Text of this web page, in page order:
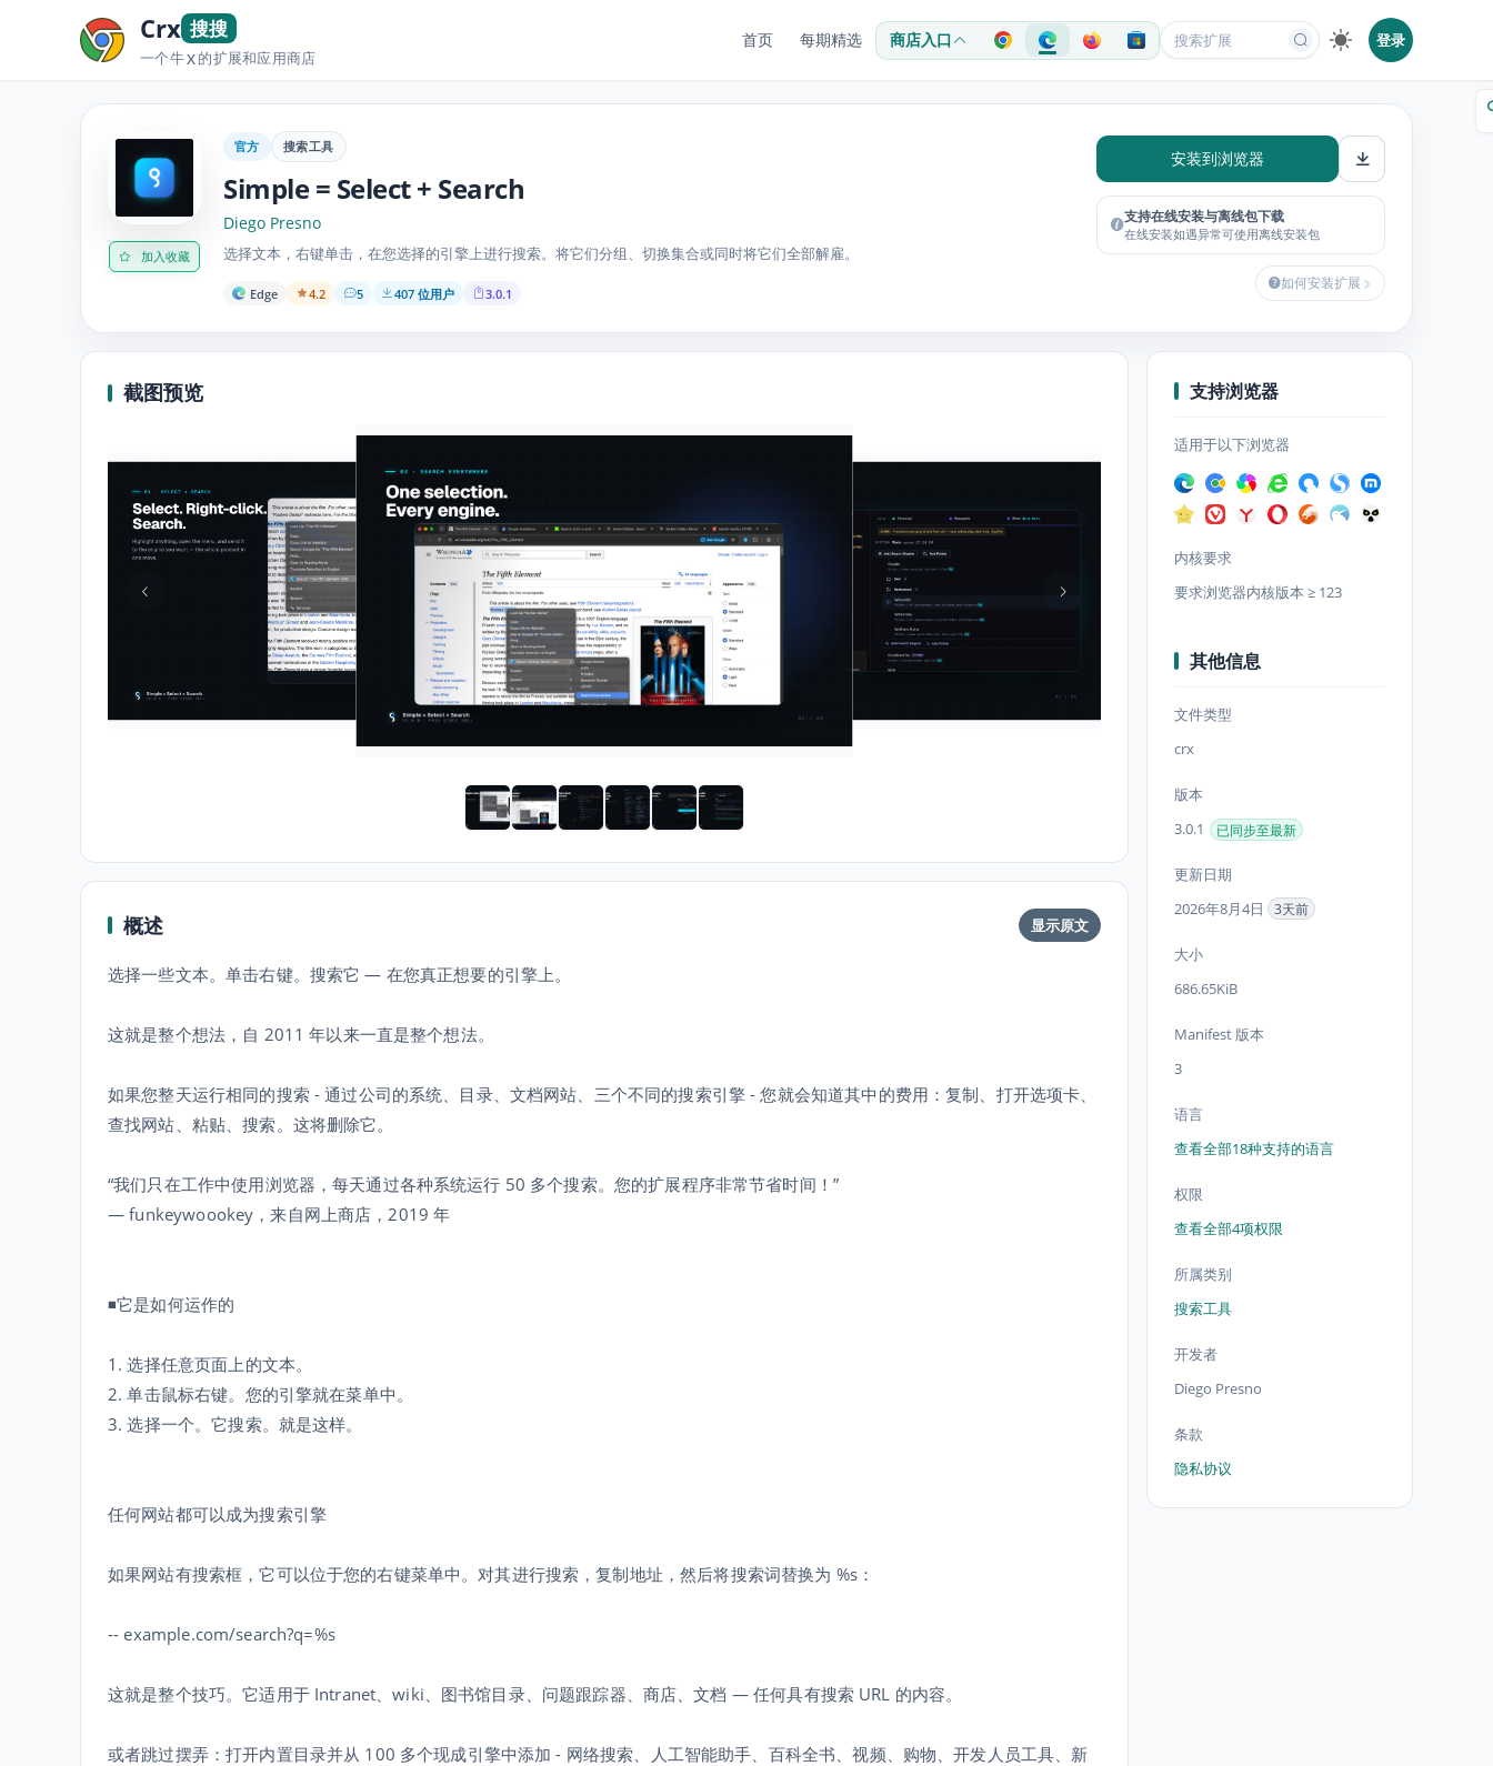
Crx 搜搜
一个牛X的扩展和应用商店
首页 每期精选 商店入口 登录
加入收藏
官方 搜索工具
Simple = Select + Search
Diego Presno
选择文本，右键单击，在您选择的引擎上进行搜索。将它们分组、切换集合或同时将它们全部解雇。
Edge 4.2 5 407 位用户 3.0.1
安装到浏览器
支持在线安装与离线包下载
在线安装如遇异常可使用离线安装包
如何安装扩展
截图预览
概述 显示原文
选择一些文本。单击右键。搜索它 — 在您真正想要的引擎上。
这就是整个想法，自 2011 年以来一直是整个想法。
如果您整天运行相同的搜索 - 通过公司的系统、目录、文档网站、三个不同的搜索引擎 - 您就会知道其中的费用：复制、打开选项卡、
查找网站、粘贴、搜索。这将删除它。
“我们只在工作中使用浏览器，每天通过各种系统运行 50 多个搜索。您的扩展程序非常节省时间！”
— funkeywoookey，来自网上商店，2019 年
◾️它是如何运作的
1. 选择任意页面上的文本。
2. 单击鼠标右键。您的引擎就在菜单中。
3. 选择一个。它搜索。就是这样。
任何网站都可以成为搜索引擎
如果网站有搜索框，它可以位于您的右键菜单中。对其进行搜索，复制地址，然后将搜索词替换为 %s：
-- example.com/search?q=%s
这就是整个技巧。它适用于 Intranet、wiki、图书馆目录、问题跟踪器、商店、文档 — 任何具有搜索 URL 的内容。
或者跳过摆弄：打开内置目录并从 100 多个现成引擎中添加 - 网络搜索、人工智能助手、百科全书、视频、购物、开发人员工具、新
支持浏览器
适用于以下浏览器
内核要求
要求浏览器内核版本 ≥ 123
其他信息
文件类型
crx
版本
3.0.1
已同步至最新
更新日期
2026年8月4日
3天前
大小
686.65KiB
Manifest 版本
3
语言
查看全部18种支持的语言
权限
查看全部4项权限
所属类别
搜索工具
开发者
Diego Presno
条款
隐私协议